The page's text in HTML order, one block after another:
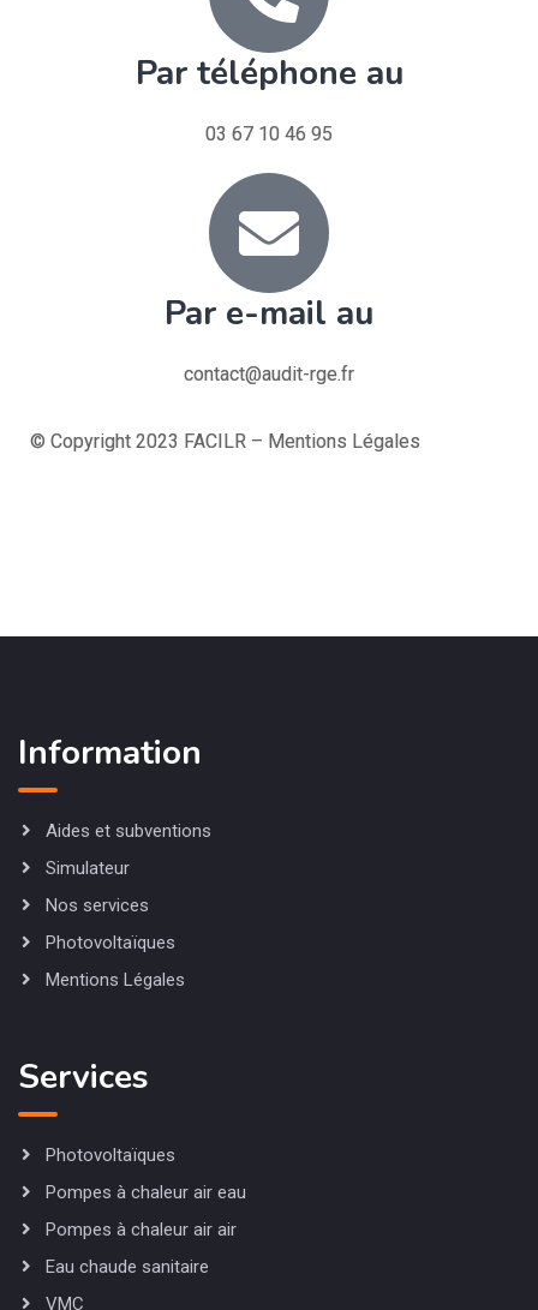
Par téléphone au
03 67 10 46 95
Par e-mail au
contact@audit-rge.fr
© Copyright 2023 FACILR – Mentions Légales
Information
Aides et subventions
Simulateur
Nos services
Photovoltaïques
Mentions Légales
Services
Photovoltaïques
Pompes à chaleur air eau
Pompes à chaleur air air
Eau chaude sanitaire
VMC